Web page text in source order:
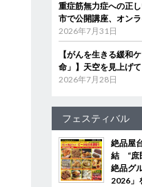
重症筋無力症への正
市で公開講座、オン
2026年7月31日
【がんを生きる緩和
命」】天空を見上げて
2026年7月28日
フェスティバル
絶品屋
結 “庶
絶品グ
2026」